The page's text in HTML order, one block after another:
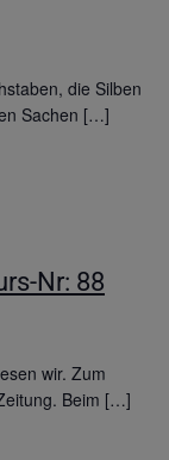
die Silben
Sachen […]
Nr: 88
wir. Zum
Beim […]